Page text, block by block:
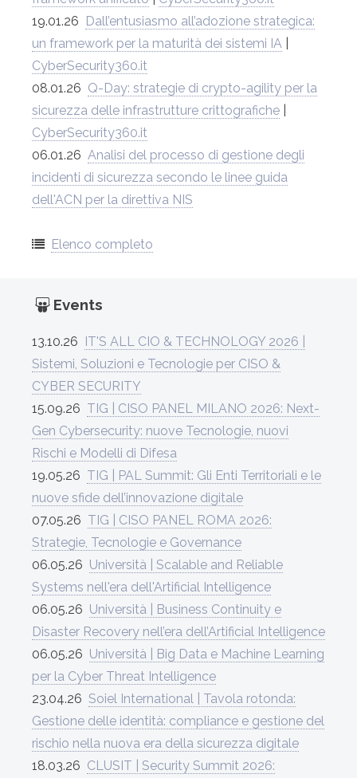
19.01.26
Dall’entusiasmo all’adozione strategica:
un framework per la maturità dei sistemi IA
CyberSecurity360.it
08.01.26 Q-Day: strategie di crypto-agility per la
sicurezza delle infrastrutture crittografiche
CyberSecurity360.it
06.01.26 Analisi del processo di gestione degli
incidenti di sicurezza secondo le linee guida
dell'ACN per la direttiva NIS
Elenco completo
Events
13.10.26 IT'S ALL CIO & TECHNOLOGY 2026 |
Sistemi, Soluzioni e Tecnologie per CISO &
CYBER SECURITY
15.09.26 TIG | CISO PANEL MILANO 2026: Next-
Gen Cybersecurity: nuove Tecnologie, nuovi
Rischi e Modelli di Difesa
19.05.26 TIG | PAL Summit: Gli Enti Territoriali e le
nuove sfide dell’innovazione digitale
07.05.26 TIG | CISO PANEL ROMA 2026:
Strategie, Tecnologie e Governance
06.05.26 Università | Scalable and Reliable
Systems nell'era dell'Artificial Intelligence
06.05.26 Università | Business Continuity e
Disaster Recovery nell’era dell’Artificial Intelligence
06.05.26 Università | Big Data e Machine Learning
per la Cyber Threat Intelligence
23.04.26 Soiel International | Tavola rotonda:
Gestione delle identità: compliance e gestione del
rischio nella nuova era della sicurezza digitale
18.03.26 CLUSIT | Security Summit 2026: